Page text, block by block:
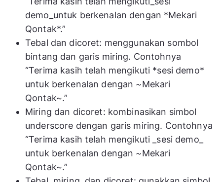
demo_untuk berkenalan dengan *Mekari
Qontak*.”
Tebal dan dicoret: menggunakan sombol
bintang dan garis miring. Contohnya
“Terima kasih telah mengikuti *sesi demo*
untuk berkenalan dengan ~Mekari
Qontak~.”
Miring dan dicoret: kombinasikan simbol
underscore dengan garis miring. Contohnya
“Terima kasih telah mengikuti _sesi demo_
untuk berkenalan dengan ~Mekari
Qontak~.”